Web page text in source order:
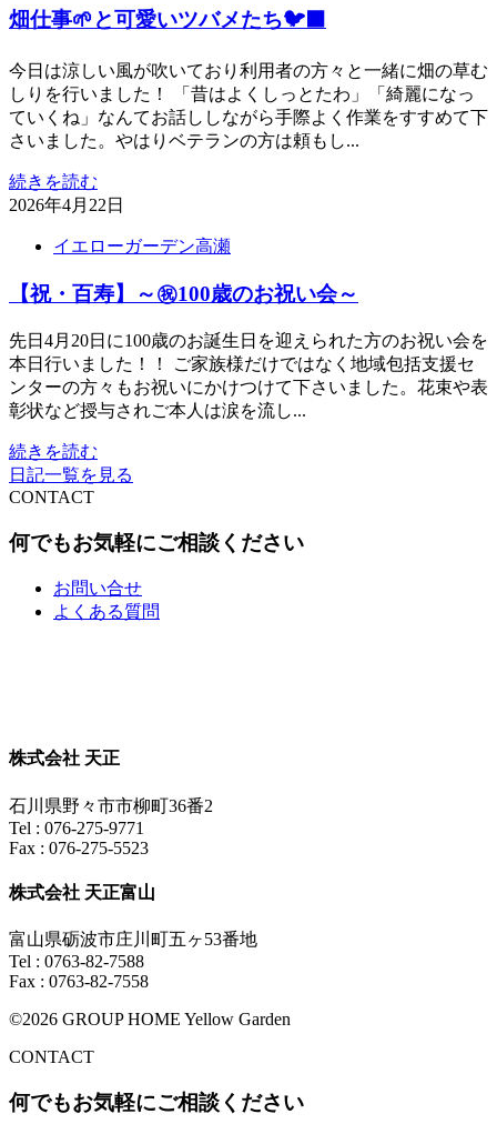
畑仕事🌱と可愛いツバメたち🐦‍⬛
今日は涼しい風が吹いており利用者の方々と一緒に畑の草む
しりを行いました！ 「昔はよくしっとたわ」「綺麗になっ
ていくね」なんてお話ししながら手際よく作業をすすめて下
さいました。やはりベテランの方は頼もし...
続きを読む
2026年4月22日
イエローガーデン高瀬
【祝・百寿】～㊗️100歳のお祝い会～
先日4月20日に100歳のお誕生日を迎えられた方のお祝い会を
本日行いました！！ ご家族様だけではなく地域包括支援セ
ンターの方々もお祝いにかけつけて下さいました。花束や表
彰状など授与されご本人は涙を流し...
続きを読む
日記一覧を見る
CONTACT
何でもお気軽にご相談ください
お問い合せ
よくある質問
株式会社 天正
石川県野々市市柳町36番2
Tel : 076-275-9771
Fax : 076-275-5523
株式会社 天正富山
富山県砺波市庄川町五ヶ53番地
Tel : 0763-82-7588
Fax : 0763-82-7558
©2026 GROUP HOME Yellow Garden
CONTACT
何でもお気軽にご相談ください